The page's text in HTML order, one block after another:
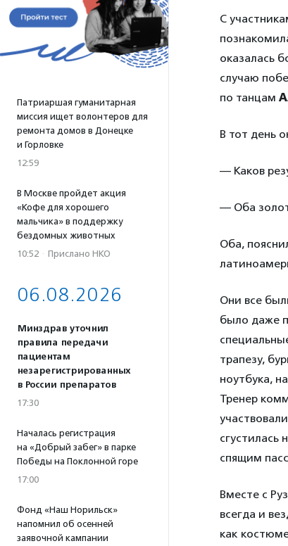
Патриаршая гуманитарная
миссия ищет волонтеров для
ремонта домов в Донецке
и Горловке
12:59
В Москве пройдет акция
«Кофе для хорошего
мальчика» в поддержку
бездомных животных
10:52 · Прислано НКО
06.08.2026
Минздрав уточнил
правила передачи
пациентам
незарегистрированных
в России препаратов
17:30
Началась регистрация
на «Добрый забег» в парке
Победы на Поклонной горе
17:00
Фонд «Наш Норильск»
напомнил об осенней
заявочной кампании
С
оказалась
случаю
по танцам
В тот день
— Каков
— Оба
Оба,
Они все
было даже
трапезу,
ноутбука,
Тренер
спящим
Вместе с
всегда и
как